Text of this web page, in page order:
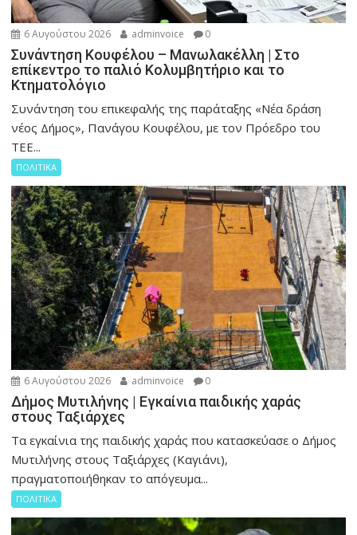
6 Αυγούστου 2026 adminvoice 0
Συνάντηση Κουφέλου – Μανωλακέλλη | Στο
επίκεντρο το παλιό Κολυμβητήριο και το
Κτηματολόγιο
Συνάντηση του επικεφαλής της παράταξης «Νέα δράση
νέος Δήμος», Πανάγου Κουφέλου, με τον Πρόεδρο του
ΤΕΕ...
ΠΟΛΙΤΙΚΑ
6 Αυγούστου 2026 adminvoice 0
Δήμος Μυτιλήνης | Εγκαίνια παιδικής χαράς
στους Ταξιάρχες
Tα εγκαίνια της παιδικής χαράς που κατασκεύασε ο Δήμος
Μυτιλήνης στους Ταξιάρχες (Καγιάνι),
πραγματοποιήθηκαν το απόγευμα...
ΠΟΛΙΤΙΚΑ